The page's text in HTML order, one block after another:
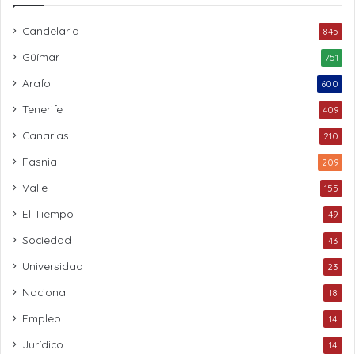
Candelaria 845
Güímar 751
Arafo 600
Tenerife 409
Canarias 210
Fasnia 209
Valle 155
El Tiempo 49
Sociedad 43
Universidad 23
Nacional 18
Empleo 14
Jurídico 14